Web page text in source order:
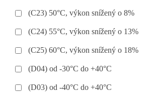
(C23) 50°C, výkon snížený o 8%
(C24) 55°C, výkon snížený o 13%
(C25) 60°C, výkon snížený o 18%
(D04) od -30°C do +40°C
(D03) od -40°C do +40°C